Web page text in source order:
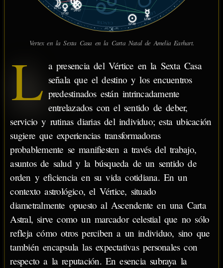
18°
IC
59'
GÉMINIS
CÁNCER
LEO
02°28'
11°53'
12°38'
17°43'
21°33'
24°07'
Vertex en la Sexta Casa en la Carta Natal de Amelia Earhart.
L a presencia del Vértice en la Sexta Casa
señala que el destino y los encuentros
predestinados están intrincadamente
entrelazados con el sentido de deber,
servicio y rutinas diarias del individuo; esta ubicación
sugiere que experiencias transformadoras
probablemente se manifiesten a través del trabajo,
asuntos de salud y la búsqueda de un sentido de
orden y eficiencia en su vida cotidiana. En un
contexto astrológico, el Vértice, situado
diametralmente opuesto al Ascendente en una Carta
Astral, sirve como un marcador celestial que no sólo
refleja cómo otros perciben a un individuo, sino que
también encapsula las expectativas personales con
respecto a la reputación. En esencia subraya la